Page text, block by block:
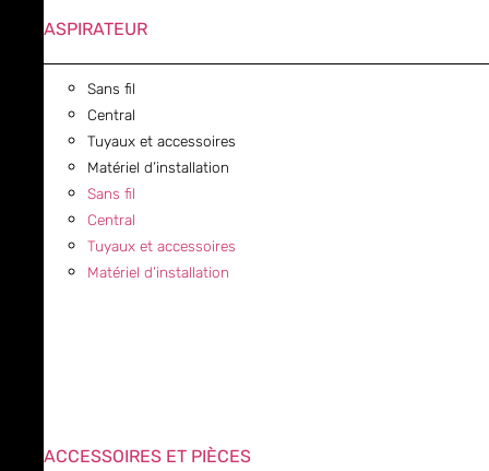
ASPIRATEUR
Sans fil
Central
Tuyaux et accessoires
Matériel d’installation
Sans fil
Central
Tuyaux et accessoires
Matériel d’installation
ACCESSOIRES ET PIÈCES